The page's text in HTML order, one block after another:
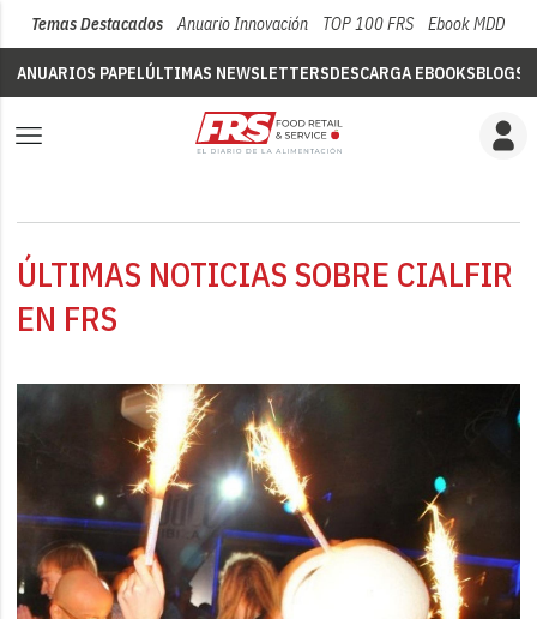
Temas Destacados Anuario Innovación TOP 100 FRS Ebook MDD
ANUARIOS PAPELÚLTIMAS NEWSLETTERSDESCARGA EBOOKSBLOGS
ÚLTIMAS NOTICIAS SOBRE CIALFIR
EN FRS